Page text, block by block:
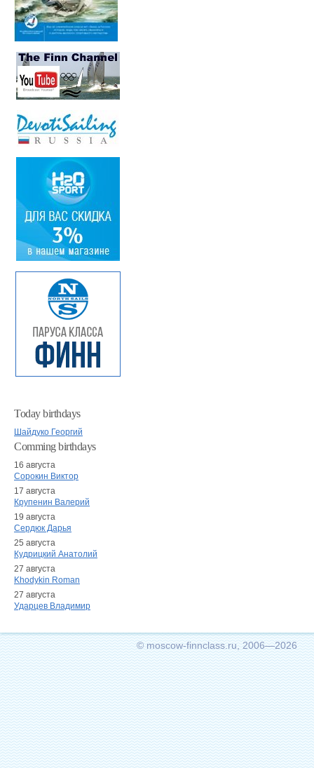
Today birthdays
Шайдуко Георгий
Comming birthdays
16 августа
Сорокин Виктор
17 августа
Крупенин Валерий
19 августа
Сердюк Дарья
25 августа
Кудрицкий Анатолий
27 августа
Khodykin Roman
27 августа
Ударцев Владимир
© moscow-finnclass.ru, 2006—2026